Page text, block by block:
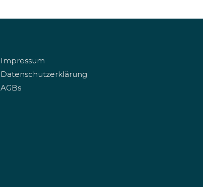
Impressum
Datenschutzerklärung
AGBs